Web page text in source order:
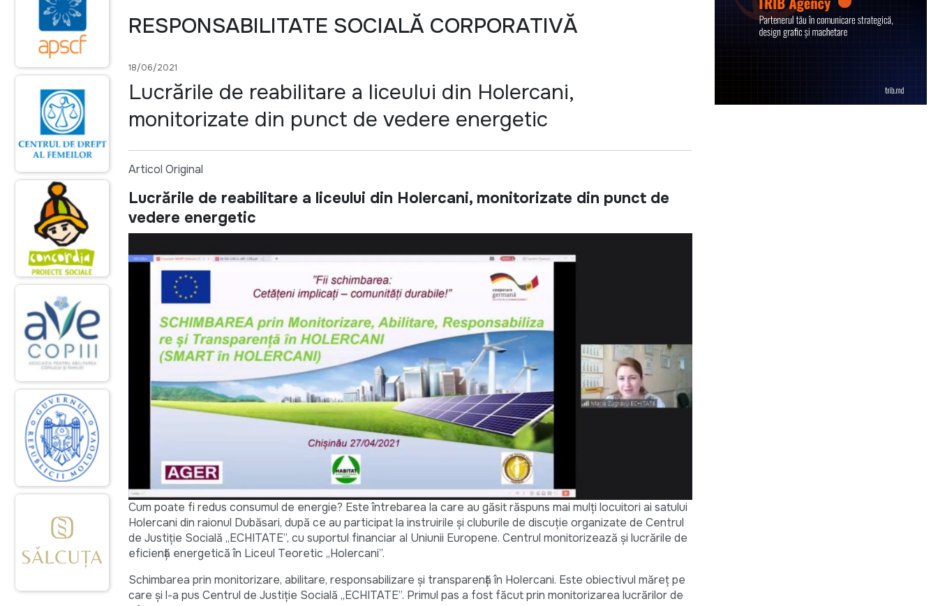
RESPONSABILITATE SOCIALĂ CORPORATIVĂ
18/06/2021
Lucrările de reabilitare a liceului din Holercani,
monitorizate din punct de vedere energetic
Articol Original
Lucrările de reabilitare a liceului din Holercani, monitorizate din punct de
vedere energetic
Cum poate fi redus consumul de energie? Este întrebarea la care au găsit răspuns mai mulți locuitori ai satului
Holercani din raionul Dubăsari, după ce au participat la instruirile și cluburile de discuție organizate de Centrul
de Justiție Socială „ECHITATE”, cu suportul financiar al Uniunii Europene. Centrul monitorizează și lucrările de
eficiență energetică în Liceul Teoretic „Holercani”.
Schimbarea prin monitorizare, abilitare, responsabilizare și transparență în Holercani. Este obiectivul măreț pe
care și l-a pus Centrul de Justiție Socială „ECHITATE”. Primul pas a fost făcut prin monitorizarea lucrărilor de